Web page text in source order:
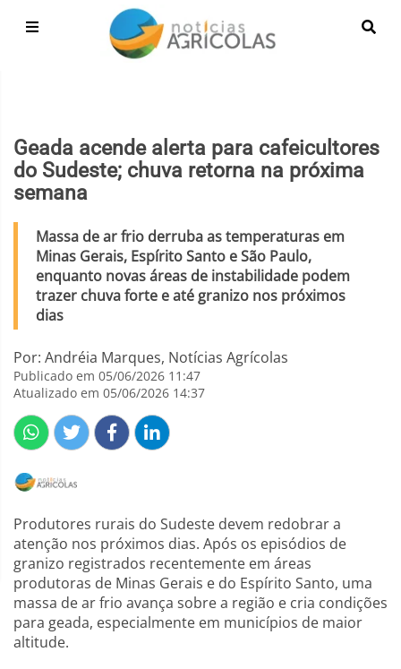
Geada acende alerta para cafeicultores
do Sudeste; chuva retorna na próxima
semana
Massa de ar frio derruba as temperaturas em
Minas Gerais, Espírito Santo e São Paulo,
enquanto novas áreas de instabilidade podem
trazer chuva forte e até granizo nos próximos
dias
Por: Andréia Marques, Notícias Agrícolas
Publicado em 05/06/2026 11:47
Atualizado em 05/06/2026 14:37
Produtores rurais do Sudeste devem redobrar a
atenção nos próximos dias. Após os episódios de
granizo registrados recentemente em áreas
produtoras de Minas Gerais e do Espírito Santo, uma
massa de ar frio avança sobre a região e cria condições
para geada, especialmente em municípios de maior
altitude.